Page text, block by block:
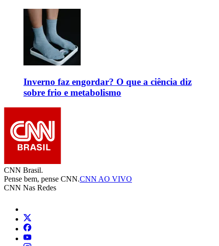
Inverno faz engordar? O que a ciência diz
sobre frio e metabolismo
CNN Brasil.
Pense bem, pense CNN.CNN AO VIVO
CNN Nas Redes